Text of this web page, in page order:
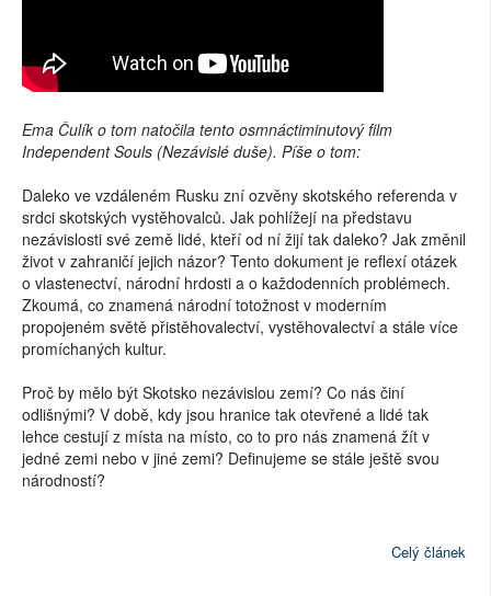
Ema Čulík o tom natočila tento osmnáctiminutový film
Independent Souls (Nezávislé duše). Píše o tom:
Daleko ve vzdáleném Rusku zní ozvěny skotského referenda v
srdci skotských vystěhovalců. Jak pohlížejí na představu
nezávislosti své země lidé, kteří od ní žijí tak daleko? Jak změnil
život v zahraničí jejich názor? Tento dokument je reflexí otázek
o vlastenectví, národní hrdosti a o každodenních problémech.
Zkoumá, co znamená národní totožnost v moderním
propojeném světě přistěhovalectví, vystěhovalectví a stále více
promíchaných kultur.
Proč by mělo být Skotsko nezávislou zemí? Co nás činí
odlišnými? V době, kdy jsou hranice tak otevřené a lidé tak
lehce cestují z místa na místo, co to pro nás znamená žít v
jedné zemi nebo v jiné zemi? Definujeme se stále ještě svou
národností?
Celý článek